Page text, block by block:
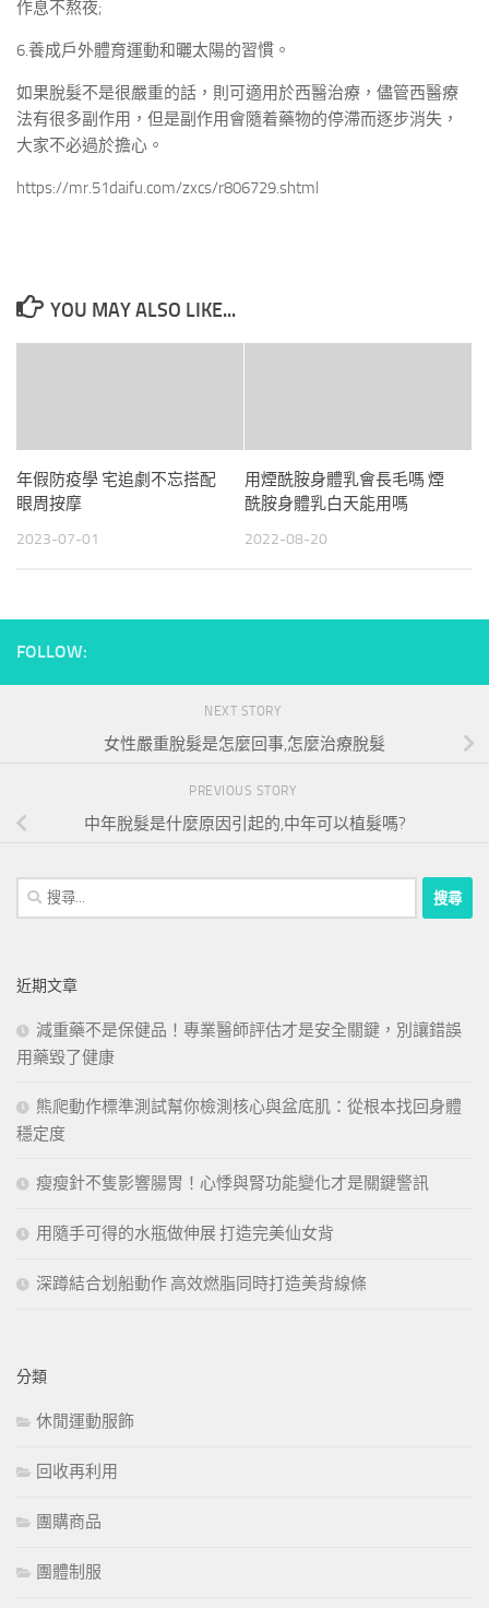
作息不熬夜;
6.養成戶外體育運動和曬太陽的習慣。
如果脫髮不是很嚴重的話，則可適用於西醫治療，儘管西醫療
法有很多副作用，但是副作用會隨着藥物的停滯而逐步消失，
大家不必過於擔心。
https://mr.51daifu.com/zxcs/r806729.shtml
YOU MAY ALSO LIKE...
年假防疫學 宅追劇不忘搭配
眼周按摩
2023-07-01
用煙酰胺身體乳會長毛嗎 煙
酰胺身體乳白天能用嗎
2022-08-20
FOLLOW:
NEXT STORY
女性嚴重脫髮是怎麼回事,怎麼治療脫髮
PREVIOUS STORY
中年脫髮是什麼原因引起的,中年可以植髮嗎?
搜
尋
字:
近期文章
減重藥不是保健品！專業醫師評估才是安全關鍵，別讓錯誤
用藥毀了健康
熊爬動作標準測試幫你檢測核心與盆底肌：從根本找回身體
穩定度
瘦瘦針不隻影響腸胃！心悸與腎功能變化才是關鍵警訊
用隨手可得的水瓶做伸展 打造完美仙女背
深蹲結合划船動作 高效燃脂同時打造美背線條
分類
休閒運動服飾
回收再利用
團購商品
團體制服